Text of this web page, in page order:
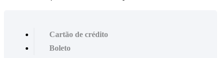
Cartão de crédito
Boleto